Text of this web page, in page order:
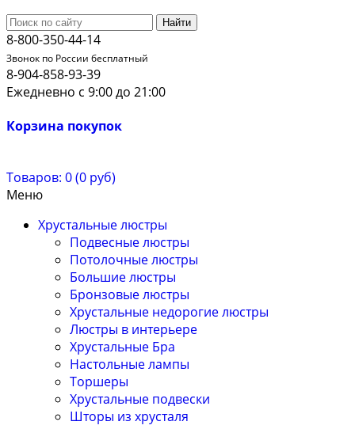
Найти
8-800-350-44-14
Звонок по России бесплатный
8-904-858-93-39
Ежедневно с 9:00 до 21:00
Корзина покупок
Товаров: 0 (0 руб)
Меню
Хрустальные люстры
Подвесные люстры
Потолочные люстры
Большие люстры
Бронзовые люстры
Хрустальные недорогие люстры
Люстры в интерьере
Хрустальные Бра
Настольные лампы
Торшеры
Хрустальные подвески
Шторы из хрусталя